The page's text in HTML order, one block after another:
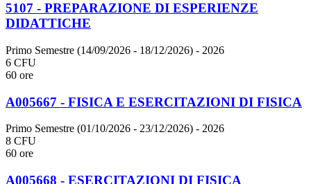
5107 - PREPARAZIONE DI ESPERIENZE
DIDATTICHE
Primo Semestre (14/09/2026 - 18/12/2026) - 2026
6 CFU
60 ore
A005667 - FISICA E ESERCITAZIONI DI FISICA
Primo Semestre (01/10/2026 - 23/12/2026) - 2026
8 CFU
60 ore
A005668 - ESERCITAZIONI DI FISICA